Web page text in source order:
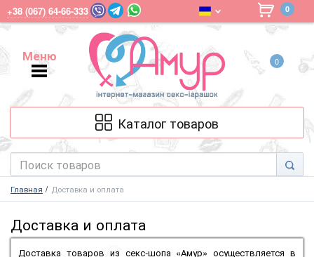
+38 (067) 64-66-333 0
Меню
Меню
0
Каталог товаров
Главная Доставка и оплата
Доставка и оплата
Доставка товаров из секс-шопа «Амур» осуществляется в